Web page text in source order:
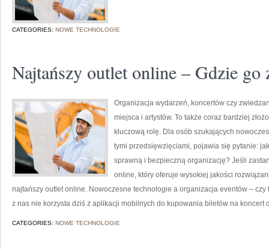
CATEGORIES: NOWE TECHNOLOGIE
Najtańszy outlet online – Gdzie go
Organizacja wydarzeń, koncertów czy
miejsca i artystów. To także coraz bardziej
kluczową rolę. Dla osób szukających
tymi przedsięwzięciami, pojawia się pytanie:
sprawną i bezpieczną organizację? Jeśli
online, który oferuje wysokiej jakości
najtańszy outlet online. Nowoczesne technologie a organizacja eventów – czy
z nas nie korzysta dziś z aplikacji mobilnych do kupowania biletów na koncert
CATEGORIES: NOWE TECHNOLOGIE